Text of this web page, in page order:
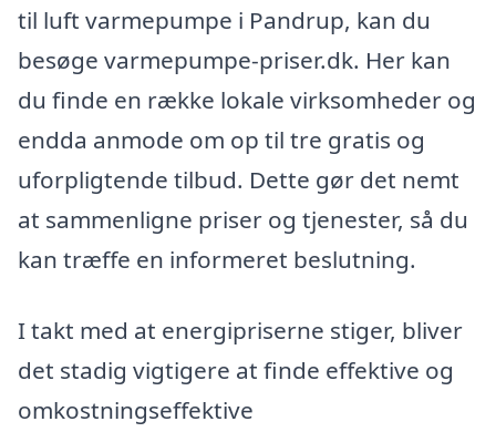
til luft varmepumpe i Pandrup, kan du
besøge varmepumpe-priser.dk. Her kan
du finde en række lokale virksomheder og
endda anmode om op til tre gratis og
uforpligtende tilbud. Dette gør det nemt
at sammenligne priser og tjenester, så du
kan træffe en informeret beslutning.
I takt med at energipriserne stiger, bliver
det stadig vigtigere at finde effektive og
omkostningseffektive